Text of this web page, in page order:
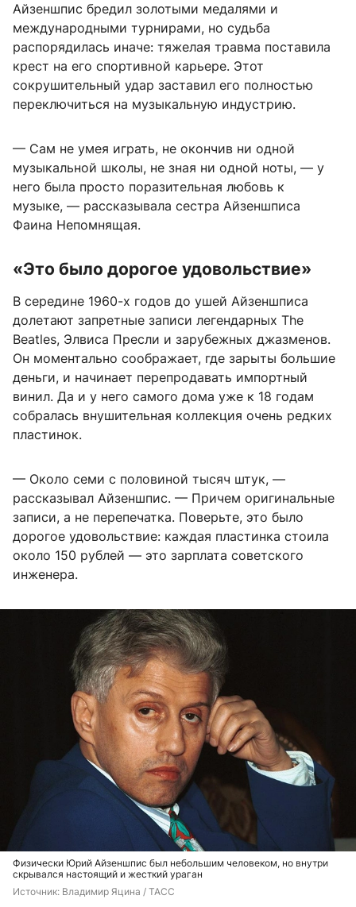
Айзеншпис бредил золотыми медалями и
международными турнирами, но судьба
распорядилась иначе: тяжелая травма поставила
крест на его спортивной карьере. Этот
сокрушительный удар заставил его полностью
переключиться на музыкальную индустрию.
— Сам не умея играть, не окончив ни одной
музыкальной школы, не зная ни одной ноты, — у
него была просто поразительная любовь к
музыке, — рассказывала сестра Айзеншписа
Фаина Непомнящая.
«Это было дорогое удовольствие»
В середине 1960-х годов до ушей Айзеншписа
долетают запретные записи легендарных The
Beatles, Элвиса Пресли и зарубежных джазменов.
Он моментально соображает, где зарыты большие
деньги, и начинает перепродавать импортный
винил. Да и у него самого дома уже к 18 годам
собралась внушительная коллекция очень редких
пластинок.
— Около семи с половиной тысяч штук, —
рассказывал Айзеншпис. — Причем оригинальные
записи, а не перепечатка. Поверьте, это было
дорогое удовольствие: каждая пластинка стоила
около 150 рублей — это зарплата советского
инженера.
Физически Юрий Айзеншпис был небольшим человеком, но внутри
скрывался настоящий и жесткий ураган
Источник: Владимир Яцина / ТАСС